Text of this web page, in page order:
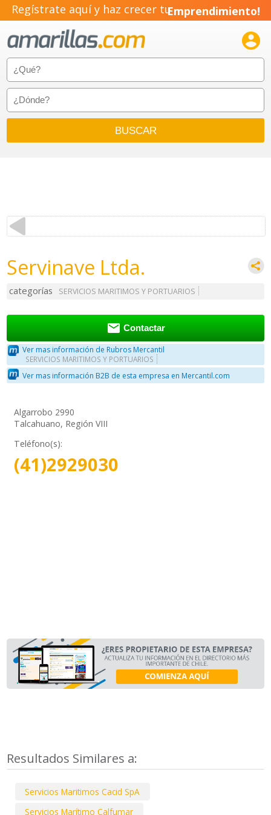
Regístrate aquí y haz crecer tuEmprendimiento!

Servinave Ltda.
categorías SERVICIOS MARITIMOS Y PORTUARIOS
 Contactar
Ver mas información de Rubros Mercantil
SERVICIOS MARITIMOS Y PORTUARIOS
Ver mas información B2B de esta empresa en Mercantil.com
Algarrobo 2990
Talcahuano, Región VIII
Teléfono(s):
(41)2929030
Resultados Similares a:
Servicios Maritimos Cacid SpA
Servicios Marítimo Calfumar